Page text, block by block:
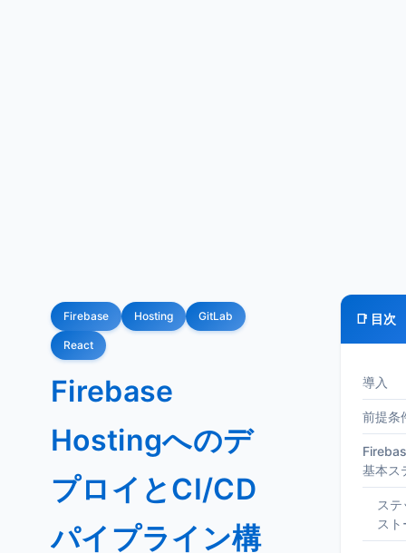
Firebase Hosting GitLab
React
Firebase
Hostingへのデ
プロイとCI/CD
パイプライン構
📑 目次
導入
前提条
基本ス
ス
ス